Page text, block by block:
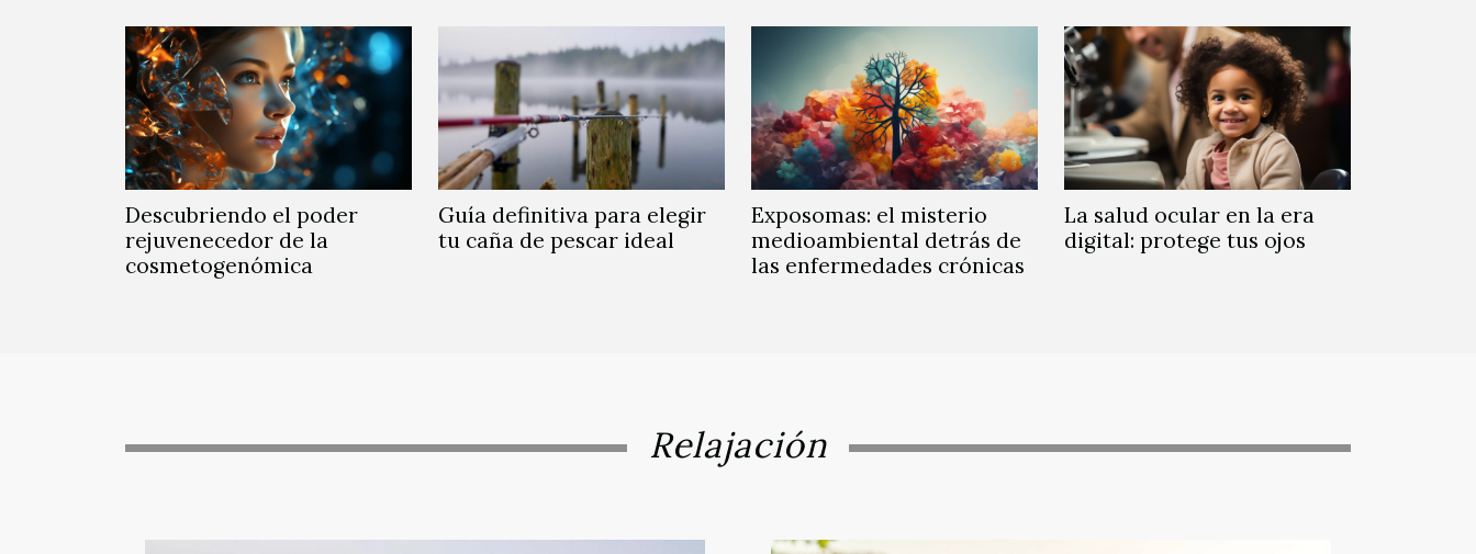
Descubriendo el poder
rejuvenecedor de la
cosmetogenómica
Guía definitiva para elegir
tu caña de pescar ideal
Exposomas: el misterio
medioambiental detrás de
las enfermedades crónicas
La salud ocular en la era
digital: protege tus ojos
Relajación